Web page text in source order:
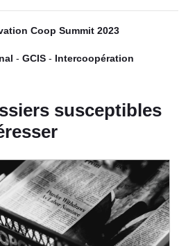
Coop Summit 2023
- GCIS - Intercoopération
susceptibles